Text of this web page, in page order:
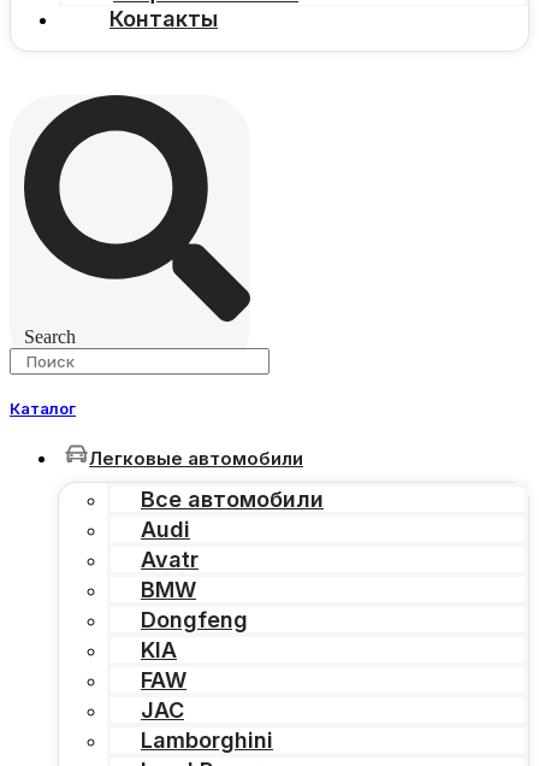
Контакты
Search
Каталог
Легковые автомобили
Все автомобили
Audi
Avatr
BMW
Dongfeng
KIA
FAW
JAC
Lamborghini